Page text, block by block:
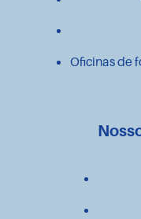
Oficinas de